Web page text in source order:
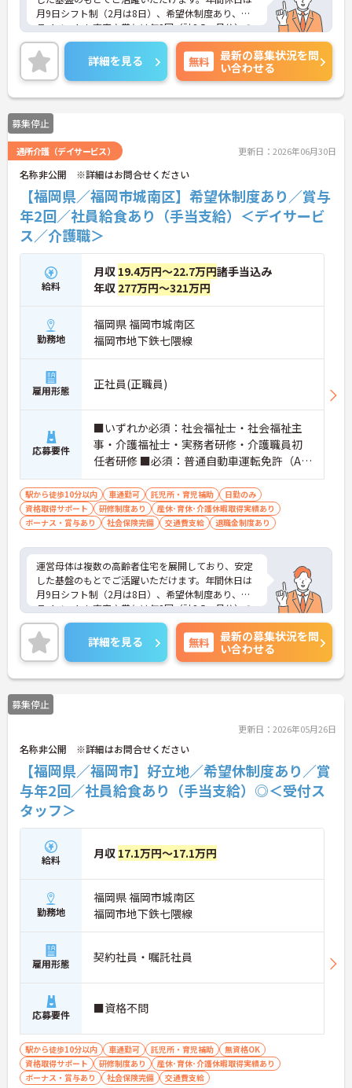
月9日シフト制（2月は8日）、希望休制度あり、プ
ライベートも充実♪賞与は年2回（計2.5ヶ月分）の
実績があり、頑張りが評価される環境です。社員給
食（食事補助手当5,600円支給）や育児給付金制度
（最大10万円支給）など、福利厚生も魅力。社内研
修や資格取得支援制度（対象資格の取得費用を最大
10万円まで補助）も整っており、スキルアップを目
指せます。福祉施設でのマネジメント経験を活かし
たい方、スタッフ育成やより良い施設づくりに情熱
を注げる方、ワークライフバランスを大切にしなが
らキャリアアップを目指したい方をお待ちしていま
す。
詳細を見る 無料
最新の募集状況を問
い合わせる
募集停止
通所介護（デイサービス） 更新日：2026年06月30日
名称非公開 ※詳細はお問合せください
【福岡県／福岡市城南区】希望休制度あり／賞与
年2回／社員給食あり（手当支給）＜デイサービ
ス／介護職＞
給料
月収 19.4万円～22.7万円諸手当込み
年収 277万円～321万円
勤務地
福岡県 福岡市城南区
福岡市地下鉄七隈線
雇用形態 正社員(正職員)
応募要件
■いずれか必須：社会福祉士・社会福祉主
事・介護福祉士・実務者研修・介護職員初
任者研修 ■必須：普通自動車運転免許（AT
限定可）
駅から徒歩10分以内 車通勤可 託児所・育児補助
日勤のみ
資格取得サポート
研修制度あり
産休･育休･介護休暇取得実績あり
ボーナス・賞与あり
社会保険完備 交通費支給 退職金制度あり
運営母体は複数の高齢者住宅を展開しており、安定
した基盤のもとでご活躍いただけます。年間休日は
月9日シフト制（2月は8日）、希望休制度あり、プ
ライベートも充実♪賞与は年2回（計2.5ヶ月分）の
実績があり、頑張りが評価される環境です。社員給
食（食事補助手当5,600円支給）や育児給付金制度
（最大10万円支給）など、福利厚生も魅力。社内研
修や資格取得支援制度（対象資格の取得費用を最大
10万円まで補助）も整っており、スキルアップを目
指せます。ご興味のある方には、面接対策ポイント
など、さらに詳細をお話ししますのでお気軽にご相
詳細を見る 無料
最新の募集状況を問
い合わせる
募集停止
更新日：2026年05月26日
名称非公開 ※詳細はお問合せください
【福岡県／福岡市】好立地／希望休制度あり／賞
与年2回／社員給食あり（手当支給）◎＜受付ス
タッフ＞
給料 月収 17.1万円～17.1万円
勤務地
福岡県 福岡市城南区
福岡市地下鉄七隈線
雇用形態 契約社員・嘱託社員
応募要件 ■資格不問
駅から徒歩10分以内 車通勤可 託児所・育児補助
無資格OK
資格取得サポート
研修制度あり
産休･育休･介護休暇取得実績あり
ボーナス・賞与あり
社会保険完備 交通費支給